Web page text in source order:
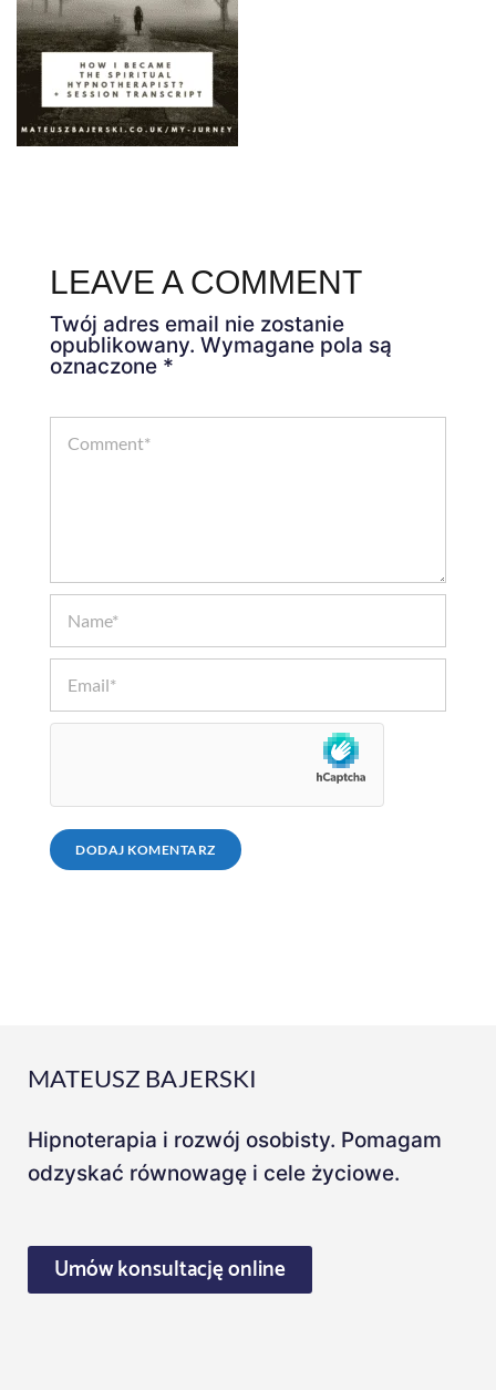
LEAVE A COMMENT
Twój adres email nie zostanie
opublikowany. Wymagane pola są
oznaczone *
MATEUSZ BAJERSKI
Hipnoterapia i rozwój osobisty. Pomagam
odzyskać równowagę i cele życiowe.
Umów konsultację online